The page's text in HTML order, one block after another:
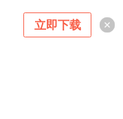
立即下载